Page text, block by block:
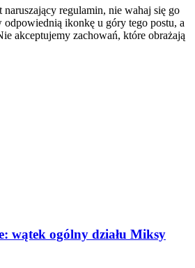
naruszający regulamin, nie wahaj się go
ikonkę u góry tego postu, a
akceptujemy zachowań, które obrażają
wątek ogólny działu Miksy